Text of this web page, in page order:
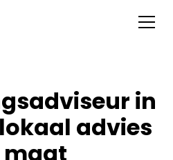
in
advies
maat